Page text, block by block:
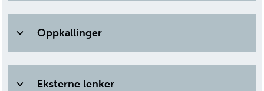
Oppkallinger
Eksterne lenker